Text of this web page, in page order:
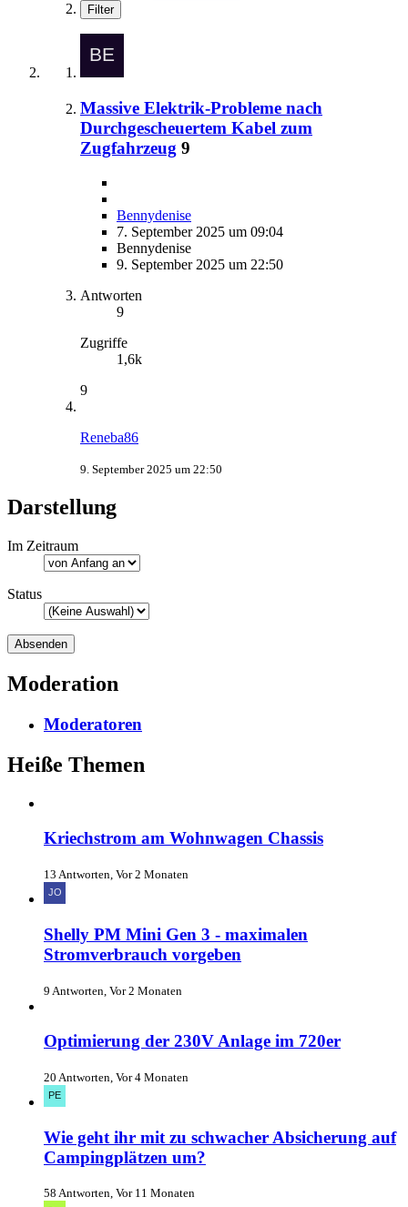
Filter
Massive Elektrik-Probleme nach
Durchgescheuertem Kabel zum
Zugfahrzeug 9
Bennydenise
7. September 2025 um 09:04
Bennydenise
9. September 2025 um 22:50
Antworten
9
Zugriffe
1,6k
9
Reneba86
9. September 2025 um 22:50
Darstellung
Im Zeitraum
Status
Moderation
Moderatoren
Heiße Themen
Kriechstrom am Wohnwagen Chassis
13 Antworten, Vor 2 Monaten
Shelly PM Mini Gen 3 - maximalen
Stromverbrauch vorgeben
9 Antworten, Vor 2 Monaten
Optimierung der 230V Anlage im 720er
20 Antworten, Vor 4 Monaten
Wie geht ihr mit zu schwacher Absicherung auf
Campingplätzen um?
58 Antworten, Vor 11 Monaten